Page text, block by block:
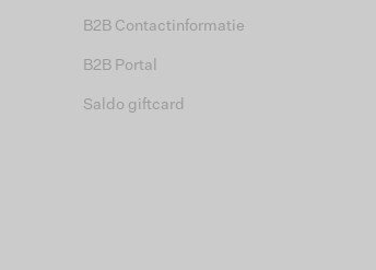
B2B Contactinformatie
B2B Portal
Saldo giftcard